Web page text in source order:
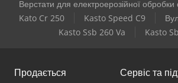
Верстати для електроерозійної обробки
Kato Cr 250
Kasto Speed C9
Kasto Ssb 260 Va
Kasto
Продається Сервіс та